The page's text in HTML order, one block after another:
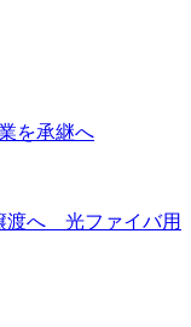
を承継へ
渡へ 光ファイバ用